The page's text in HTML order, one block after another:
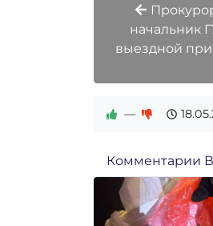
начальник
выездной
—
Комментарии